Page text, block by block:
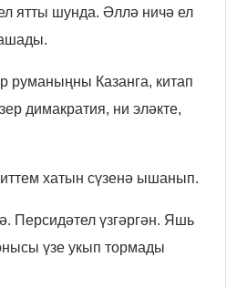
ятты шунда. Әллә ничә ел
руманыңны Казанга, китап
димакратия, ни эләкте,
хатын сүзенә ышанып.
Персидәтел үзгәргән. Яшь
үзе укып тормады